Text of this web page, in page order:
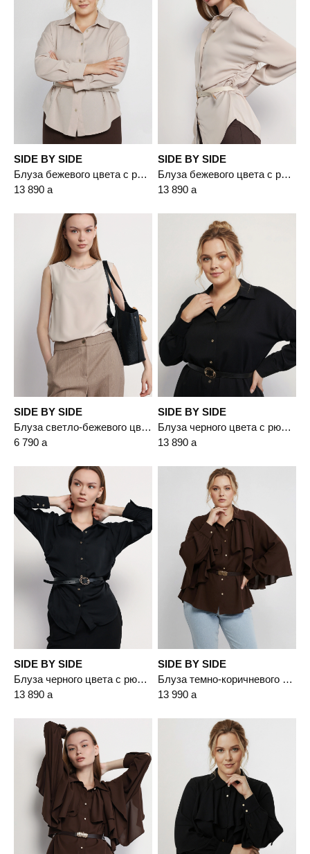
SIDE BY SIDE
Блуза бежевого цвета с рюшами
13 890 a
SIDE BY SIDE
Блуза бежевого цвета с рюшами
13 890 a
SIDE BY SIDE
Блуза светло-бежевого цвета с цепочкой-мониль
6 790 a
SIDE BY SIDE
Блуза черного цвета с рюшами
13 890 a
SIDE BY SIDE
Блуза черного цвета с рюшами
13 890 a
SIDE BY SIDE
Блуза темно-коричневого цвета с рюшами
13 990 a